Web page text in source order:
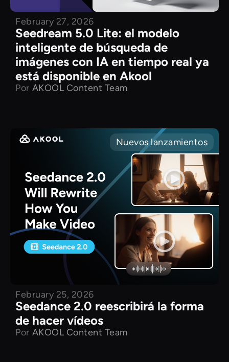
February 27, 2026
Seedream 5.0 Lite: el modelo
inteligente de búsqueda de
imágenes con IA en tiempo real ya
está disponible en Akool
Por AKOOL Content Team
Nuevos lanzamientos
February 25, 2026
Seedance 2.0 reescribirá la forma
de hacer vídeos
Por AKOOL Content Team